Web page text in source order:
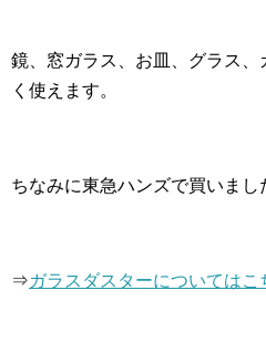
鏡、窓ガラス、お皿、グラス
く使えます。
ちなみに東急ハンズで買いまし
⇒ガラスダスターについてはこ